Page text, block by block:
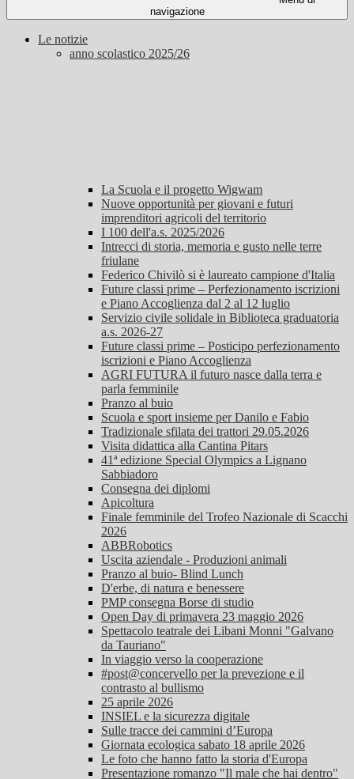
navigazione
Le notizie
anno scolastico 2025/26
La Scuola e il progetto Wigwam
Nuove opportunità per giovani e futuri
imprenditori agricoli del territorio
I 100 dell'a.s. 2025/2026
Intrecci di storia, memoria e gusto nelle terre
friulane
Federico Chivilò si è laureato campione d'Italia
Future classi prime – Perfezionamento iscrizioni
e Piano Accoglienza dal 2 al 12 luglio
Servizio civile solidale in Biblioteca graduatoria
a.s. 2026-27
Future classi prime – Posticipo perfezionamento
iscrizioni e Piano Accoglienza
AGRI FUTURA il futuro nasce dalla terra e
parla femminile
Pranzo al buio
Scuola e sport insieme per Danilo e Fabio
Tradizionale sfilata dei trattori 29.05.2026
Visita didattica alla Cantina Pitars
41ª edizione Special Olympics a Lignano
Sabbiadoro
Consegna dei diplomi
Apicoltura
Finale femminile del Trofeo Nazionale di Scacchi
2026
ABBRobotics
Uscita aziendale - Produzioni animali
Pranzo al buio- Blind Lunch
D'erbe, di natura e benessere
PMP consegna Borse di studio
Open Day di primavera 23 maggio 2026
Spettacolo teatrale dei Libani Monni "Galvano
da Tauriano"
In viaggio verso la cooperazione
#post@concervello per la prevezione e il
contrasto al bullismo
25 aprile 2026
INSIEL e la sicurezza digitale
Sulle tracce dei cammini d’Europa
Giornata ecologica sabato 18 aprile 2026
Le foto che hanno fatto la storia d'Europa
Presentazione romanzo "Il male che hai dentro"